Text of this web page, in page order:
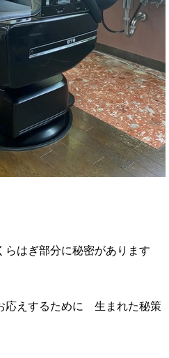
はぎ部分に秘密があります
応えするために 生まれた秘策